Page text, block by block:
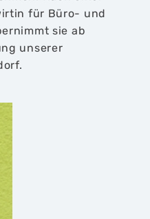
für Büro- und
sie ab
unserer